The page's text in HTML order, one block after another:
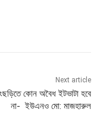
Next article
কোন অবৈধ ইটভাটা হবে
না- ইউএনও মো: মাজহারুল